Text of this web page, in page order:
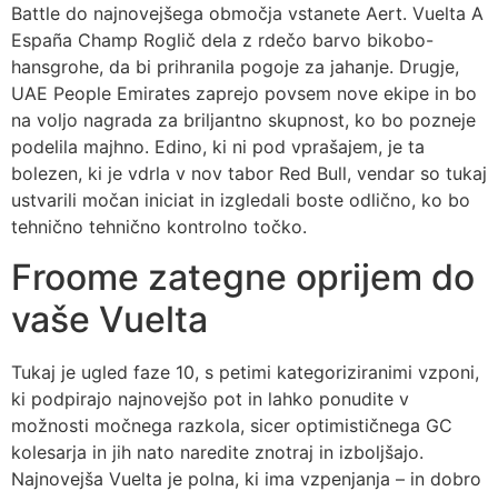
Battle do najnovejšega območja vstanete Aert. Vuelta A
España Champ Roglič dela z rdečo barvo bikobo-
hansgrohe, da bi prihranila pogoje za jahanje. Drugje,
UAE People Emirates zaprejo povsem nove ekipe in bo
na voljo nagrada za briljantno skupnost, ko bo pozneje
podelila majhno. Edino, ki ni pod vprašajem, je ta
bolezen, ki je vdrla v nov tabor Red Bull, vendar so tukaj
ustvarili močan iniciat in izgledali boste odlično, ko bo
tehnično tehnično kontrolno točko.
Froome zategne oprijem do
vaše Vuelta
Tukaj je ugled faze 10, s petimi kategoriziranimi vzponi,
ki podpirajo najnovejšo pot in lahko ponudite v
možnosti močnega razkola, sicer optimističnega GC
kolesarja in jih nato naredite znotraj in izboljšajo.
Najnovejša Vuelta je polna, ki ima vzpenjanja – in dobro